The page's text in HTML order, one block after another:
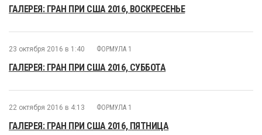
ГАЛЕРЕЯ: ГРАН ПРИ США 2016, ВОСКРЕСЕНЬЕ
23 октября 2016 в 1:40 ФОРМУЛА 1
ГАЛЕРЕЯ: ГРАН ПРИ США 2016, СУББОТА
22 октября 2016 в 4:13 ФОРМУЛА 1
ГАЛЕРЕЯ: ГРАН ПРИ США 2016, ПЯТНИЦА